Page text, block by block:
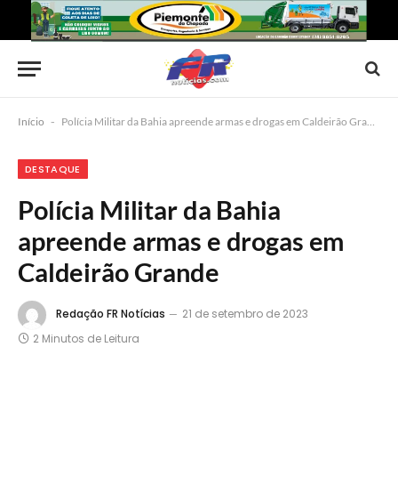
Início - Polícia Militar da Bahia apreende armas e drogas em Caldeirão Grande
DESTAQUE
Polícia Militar da Bahia
apreende armas e drogas em
Caldeirão Grande
Redação FR Notícias
21 de setembro de 2023
2 Minutos de Leitura